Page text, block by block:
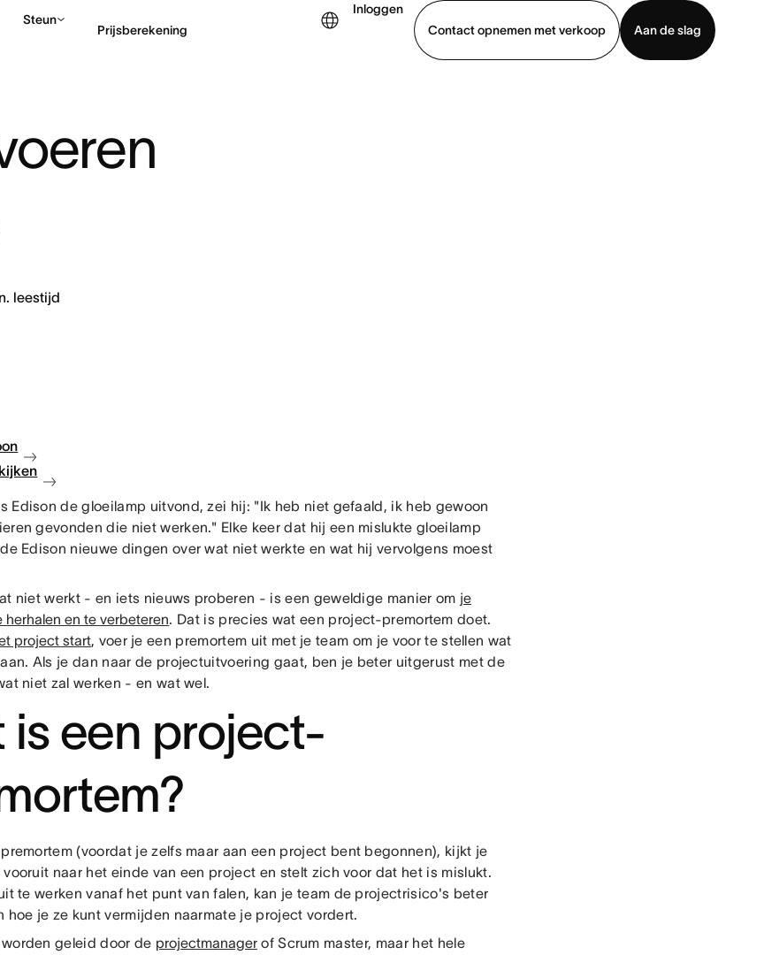
Steun
Prijsberekening
Inloggen
Contact opnemen met verkoop
Aan de slag
leestijd
Edison de gloeilamp uitvond, zei hij: "Ik heb niet gefaald, ik heb gewoon
gevonden die niet werken." Elke keer dat hij een mislukte gloeilamp
Edison nieuwe dingen over wat niet werkte en wat hij vervolgens moest
niet werkt - en iets nieuws proberen - is een geweldige manier om je
herhalen en te verbeteren. Dat is precies wat een project-premortem doet.
project start, voer je een premortem uit met je team om je voor te stellen wat
Als je dan naar de projectuitvoering gaat, ben je beter uitgerust met de
niet zal werken - en wat wel.
is een project-
(voordat je zelfs maar aan een project bent begonnen), kijkt je
naar het einde van een project en stelt zich voor dat het is mislukt.
te werken vanaf het punt van falen, kan je team de projectrisico's beter
hoe je ze kunt vermijden naarmate je project vordert.
worden geleid door de projectmanagerof Scrum master, maar het hele